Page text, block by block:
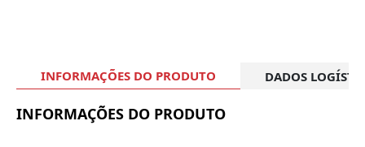
INFORMAÇÕES DO PRODUTO DADOS
INFORMAÇÕES DO PRODUTO